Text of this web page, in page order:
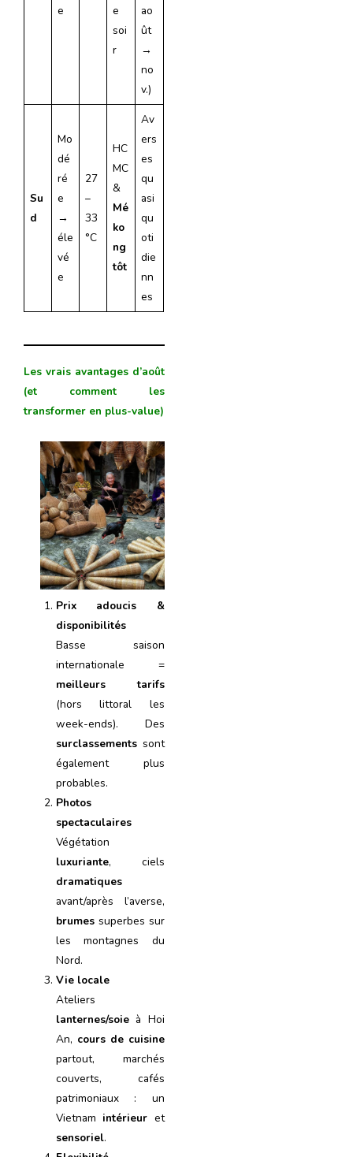
e
e
soi
r
ao
ût
→
no
v.)
Su
d
Mo
dé
ré
e
→
éle
vé
e
27
–
33
°C
HC
MC
&
Mé
ko
ng
tôt
Av
ers
es
qu
asi
qu
oti
die
nn
es
Les vrais avantages d’août
(et comment les
transformer en plus-value)
Prix adoucis &
disponibilités
Basse saison
internationale =
meilleurs tarifs
(hors littoral les
week-ends). Des
surclassements sont
également plus
probables.
Photos
spectaculaires
Végétation
luxuriante, ciels
dramatiques
avant/après l’averse,
brumes superbes sur
les montagnes du
Nord.
Vie locale
Ateliers
lanternes/soie à Hoi
An, cours de cuisine
partout, marchés
couverts, cafés
patrimoniaux : un
Vietnam intérieur et
sensoriel.